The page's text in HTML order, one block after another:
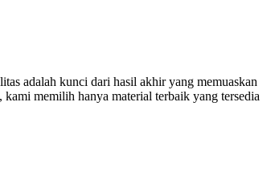
adalah kunci dari hasil akhir yang memuaskan
memilih hanya material terbaik yang tersedia